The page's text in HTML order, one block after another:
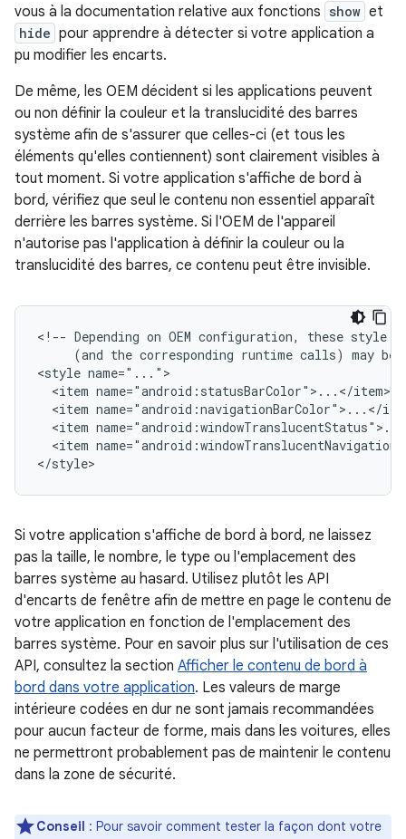
vous à la documentation relative aux fonctions show et
hide pour apprendre à détecter si votre application a
pu modifier les encarts.
De même, les OEM décident si les applications peuvent
ou non définir la couleur et la translucidité des barres
système afin de s'assurer que celles-ci (et tous les
éléments qu'elles contiennent) sont clairement visibles à
tout moment. Si votre application s'affiche de bord à
bord, vérifiez que seul le contenu non essentiel apparaît
derrière les barres système. Si l'OEM de l'appareil
n'autorise pas l'application à définir la couleur ou la
translucidité des barres, ce contenu peut être invisible.
<!-- Depending on OEM configuration, these style
(and the corresponding runtime calls) may be
<style
<item
<item
<item
<item
Si votre application s'affiche de bord à bord, ne laissez
pas la taille, le nombre, le type ou l'emplacement des
barres système au hasard. Utilisez plutôt les API
d'encarts de fenêtre afin de mettre en page le contenu de
votre application en fonction de l'emplacement des
barres système. Pour en savoir plus sur l'utilisation de ces
API, consultez la section Afficher le contenu de bord à
bord dans votre application. Les valeurs de marge
intérieure codées en dur ne sont jamais recommandées
pour aucun facteur de forme, mais dans les voitures, elles
ne permettront probablement pas de maintenir le contenu
dans la zone de sécurité.
Conseil : Pour savoir comment tester la façon dont votre